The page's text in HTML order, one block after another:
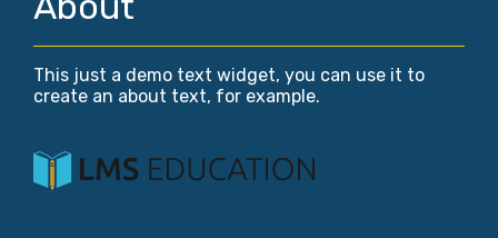
This just a demo text widget, you can use it to
create an about text, for example.